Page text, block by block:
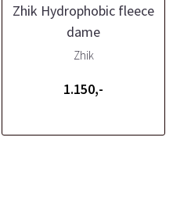
Zhik Hydrophobic fleece
dame
Zhik
1.150,-